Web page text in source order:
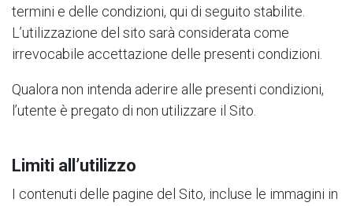
termini e delle condizioni, qui di seguito stabilite.
L’utilizzazione del sito sarà considerata come
irrevocabile accettazione delle presenti condizioni.
Qualora non intenda aderire alle presenti condizioni,
l’utente è pregato di non utilizzare il Sito.
Limiti all’utilizzo
I contenuti delle pagine del Sito, incluse le immagini in